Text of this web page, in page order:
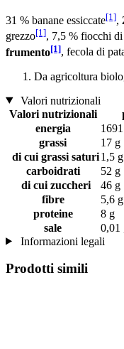
31 % banane essiccate[1],
grezzo[1], 7,5 % fiocchi di
frumento[1], fecola di
Da agricoltura
Valori nutrizionali
Valori nutrizionali
energia
grassi
17 g
di cui grassi saturi1,5 g
carboidrati
52 g
di cui zuccheri
46 g
fibre
5,6 g
proteine
8 g
sale
0,01
Informazioni legali
Prodotti simili